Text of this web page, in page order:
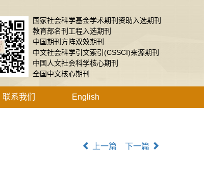
国家社会科学基金学术期刊资助入选期刊
教育部名刊工程入选期刊
中国期刊方阵双效期刊
中文社会科学引文索引(CSSCI)来源期刊
中国人文社会科学核心期刊
全国中文核心期刊
联系我们 English
上一篇 下一篇